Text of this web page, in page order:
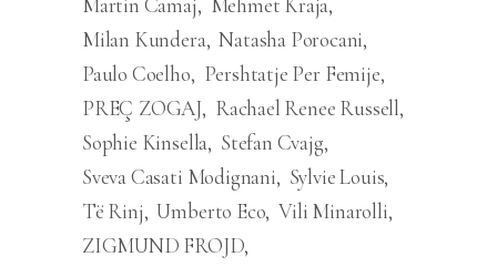
Milan Kundera Natasha Porocani
Paulo Coelho
Pershtatje Per Femije
PREÇ ZOGAJ
Rachael Renee Russell
Sophie Kinsella Stefan Cvajg
Sveva Casati Modignani
Sylvie Louis
Të Rinj Umberto Eco Vili Minarolli
ZIGMUND FROJD